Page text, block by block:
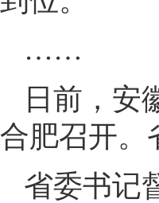
……
日前，安
合肥召开。
省委书记